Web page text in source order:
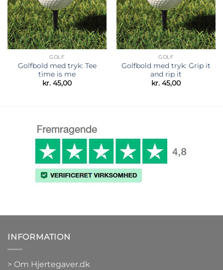
GOLF
Golfbold med tryk: Tee
time is me
kr. 45,00
GOLF
Golfbold med tryk: Grip it
and rip it
kr. 45,00
INFORMATION
> Om Hjertegaver.dk